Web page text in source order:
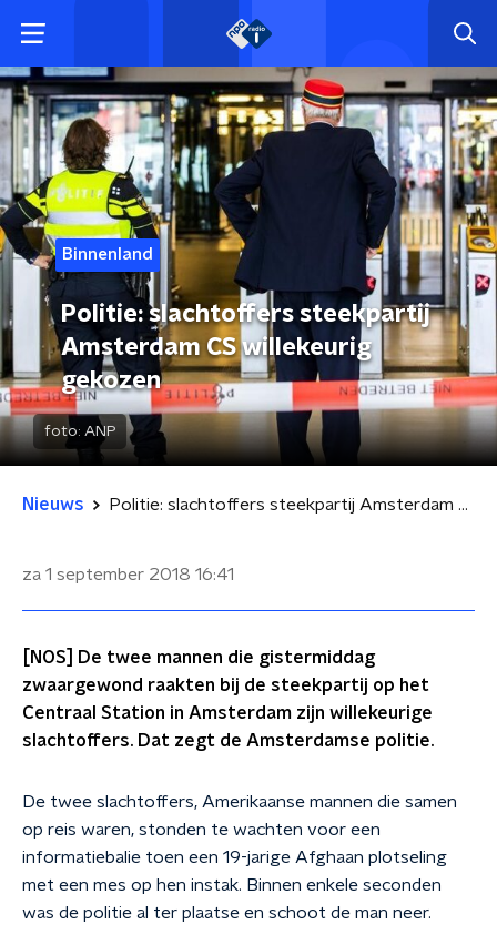
Binnenland
Politie: slachtoffers steekpartij
Amsterdam CS willekeurig
gekozen
foto: ANP
Nieuws Politie: slachtoffers steekpartij Amsterdam CS willekeurig gekozen
za 1 september 2018 16:41
[NOS] De twee mannen die gistermiddag
zwaargewond raakten bij de steekpartij op het
Centraal Station in Amsterdam zijn willekeurige
slachtoffers. Dat zegt de Amsterdamse politie.
De twee slachtoffers, Amerikaanse mannen die samen
op reis waren, stonden te wachten voor een
informatiebalie toen een 19-jarige Afghaan plotseling
met een mes op hen instak. Binnen enkele seconden
was de politie al ter plaatse en schoot de man neer.